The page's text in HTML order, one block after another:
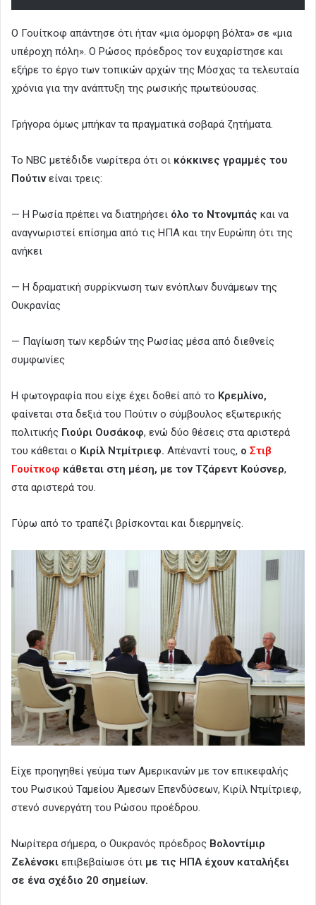
Ο Γουίτκοφ απάντησε ότι ήταν «μια όμορφη βόλτα» σε «μια
υπέροχη πόλη». Ο Ρώσος πρόεδρος τον ευχαρίστησε και
εξήρε το έργο των τοπικών αρχών της Μόσχας τα τελευταία
χρόνια για την ανάπτυξη της ρωσικής πρωτεύουσας.
Γρήγορα όμως μπήκαν τα πραγματικά σοβαρά ζητήματα.
Το NBC μετέδιδε νωρίτερα ότι οι κόκκινες γραμμές του
Πούτιν είναι τρεις:
— Η Ρωσία πρέπει να διατηρήσει όλο το Ντονμπάς και να
αναγνωριστεί επίσημα από τις ΗΠΑ και την Ευρώπη ότι της
ανήκει
— Η δραματική συρρίκνωση των ενόπλων δυνάμεων της
Ουκρανίας
— Παγίωση των κερδών της Ρωσίας μέσα από διεθνείς
συμφωνίες
Η φωτογραφία που είχε έχει δοθεί από το Κρεμλίνο,
φαίνεται στα δεξιά του Πούτιν ο σύμβουλος εξωτερικής
πολιτικής Γιούρι Ουσάκοφ, ενώ δύο θέσεις στα αριστερά
του κάθεται ο Κιρίλ Ντμίτριεφ. Απέναντί τους, ο Στιβ
Γουίτκοφ κάθεται στη μέση, με τον Τζάρεντ Κούσνερ,
στα αριστερά του.
Γύρω από το τραπέζι βρίσκονται και διερμηνείς.
Είχε προηγηθεί γεύμα των Αμερικανών με τον επικεφαλής
του Ρωσικού Ταμείου Άμεσων Επενδύσεων, Κιρίλ Ντμίτριεφ,
στενό συνεργάτη του Ρώσου προέδρου.
Νωρίτερα σήμερα, ο Ουκρανός πρόεδρος Βολοντίμιρ
Ζελένσκι επιβεβαίωσε ότι με τις ΗΠΑ έχουν καταλήξει
σε ένα σχέδιο 20 σημείων.